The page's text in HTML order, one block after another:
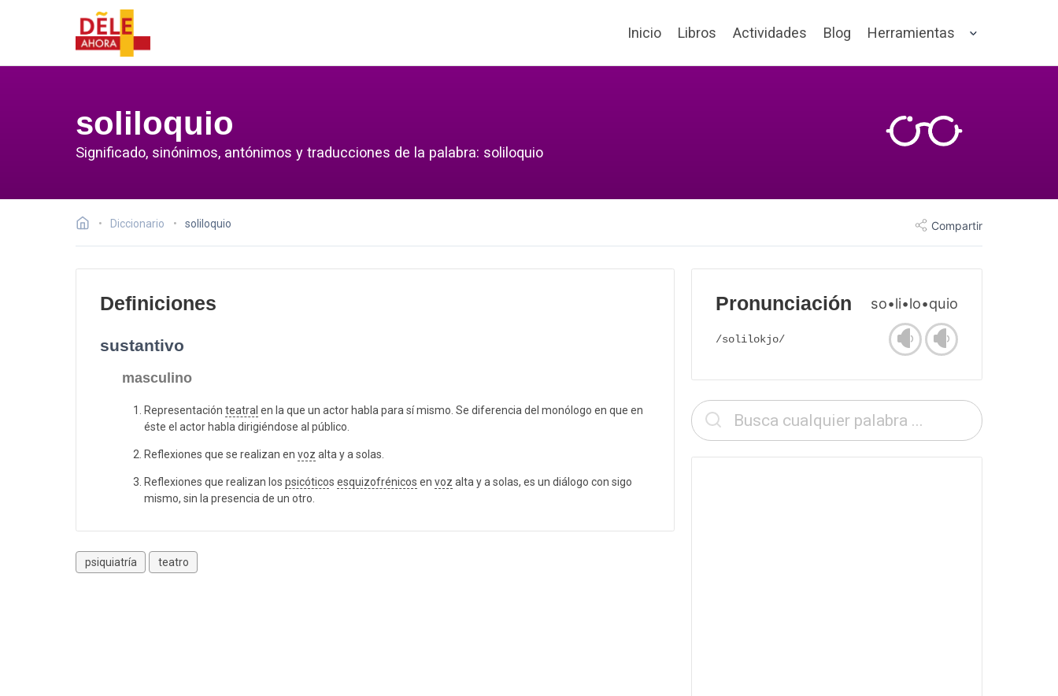
Inicio Libros Actividades Blog Herramientas
soliloquio
Significado, sinónimos, antónimos y traducciones de la palabra: soliloquio
Diccionario soliloquio Compartir
Definiciones
sustantivo
masculino
Representación teatral en la que un actor habla para sí mismo. Se diferencia del monólogo en que en
éste el actor habla dirigiéndose al público.
Reflexiones que se realizan en voz alta y a solas.
Reflexiones que realizan los psicóticos esquizofrénicos en voz alta y a solas, es un diálogo con sigo
mismo, sin la presencia de un otro.
psiquiatría teatro
Pronunciación so•li•lo•quio
/solilokjo/